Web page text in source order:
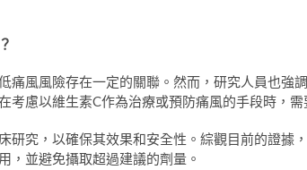
痛風風險存在一定的關聯。然而，研究人員也強
考慮以維生素C作為治療或預防痛風的手段時，需
研究，以確保其效果和安全性。綜觀目前的證據
，並避免攝取超過建議的劑量。